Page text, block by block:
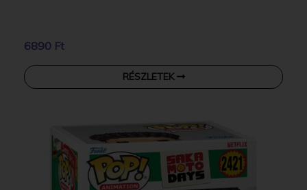
6890 Ft
RÉSZLETEK